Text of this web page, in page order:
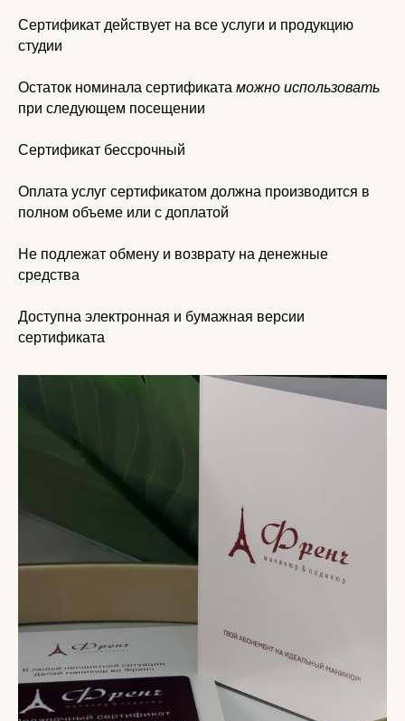
Сертификат действует на все услуги и продукцию
студии
Остаток номинала сертификата можно использовать
при следующем посещении
Сертификат бессрочный
Оплата услуг сертификатом должна производится в
полном объеме или с доплатой
Не подлежат обмену и возврату на денежные
средства
Доступна электронная и бумажная версии
сертификата